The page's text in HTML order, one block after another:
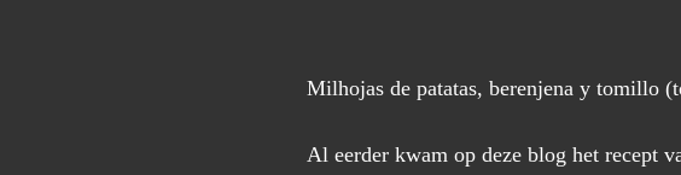
Milhojas de patatas, berenjena y tomillo
Al eerder kwam op deze blog het recept